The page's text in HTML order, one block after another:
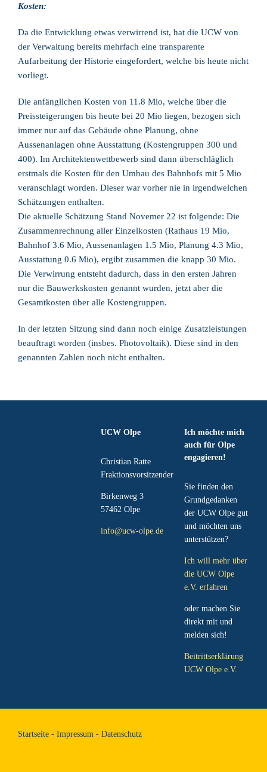
Kosten:
Da die Entwicklung etwas verwirrend ist, hat die UCW von
der Verwaltung bereits mehrfach eine transparente
Aufarbeitung der Historie eingefordert, welche bis heute nicht
vorliegt.
Die anfänglichen Kosten von 11.8 Mio, welche über die
Preissteigerungen bis heute bei 20 Mio liegen, bezogen sich
immer nur auf das Gebäude ohne Planung, ohne
Aussenanlagen ohne Ausstattung (Kostengruppen 300 und
400). Im Architektenwettbewerb sind dann überschläglich
erstmals die Kosten für den Umbau des Bahnhofs mit 5 Mio
veranschlagt worden. Dieser war vorher nie in irgendwelchen
Schätzungen enthalten.
Die aktuelle Schätzung Stand Novemer 22 ist folgende: Die
Zusammenrechnung aller Einzelkosten (Rathaus 19 Mio,
Bahnhof 3.6 Mio, Aussenanlagen 1.5 Mio, Planung 4.3 Mio,
Ausstattung 0.6 Mio), ergibt zusammen die knapp 30 Mio.
Die Verwirrung entsteht dadurch, dass in den ersten Jahren
nur die Bauwerkskosten genannt wurden, jetzt aber die
Gesamtkosten über alle Kostengruppen.
In der letzten Sitzung sind dann noch einige Zusatzleistungen
beauftragt worden (insbes. Photovoltaik). Diese sind in den
genannten Zahlen noch nicht enthalten.
UCW Olpe
Christian Ratte
Fraktionsvorsitzender
Birkenweg 3
57462 Olpe
info@ucw-olpe.de
Ich möchte mich
auch für Olpe
engagieren!
Sie finden den
Grundgedanken
der UCW Olpe gut
und möchten uns
unterstützen?
Ich will mehr über
die UCW Olpe
e.V. erfahren
oder machen Sie
direkt mit und
melden sich!
Beitrittserklärung
UCW Olpe e.V.
Startseite - Impressum - Datenschutz